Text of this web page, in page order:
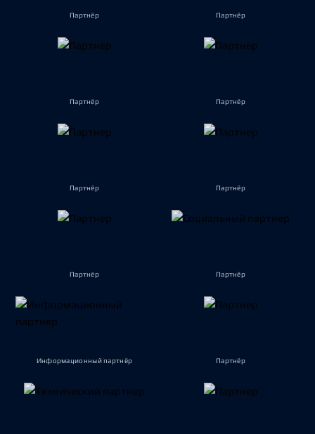
Партнёр Партнёр
Партнёр Партнёр
Партнёр Партнёр
Партнёр Партнёр
Информационный партнёр Партнёр